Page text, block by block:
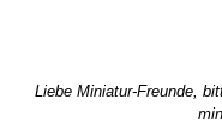
Liebe Miniatur-Freunde,